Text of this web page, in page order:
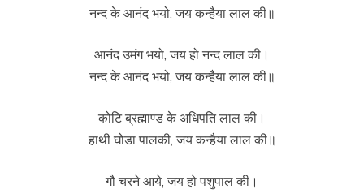
नन्द के आनंद भयो, जय कन्हैया लाल की॥
आनंद उमंग भयो, जय हो नन्द लाल की।
नन्द के आनंद भयो, जय कन्हैया लाल की॥
कोटि ब्रह्माण्ड के अधिपति लाल की।
हाथी घोडा पालकी, जय कन्हैया लाल की॥
गौ चरने आये, जय हो पशुपाल की।